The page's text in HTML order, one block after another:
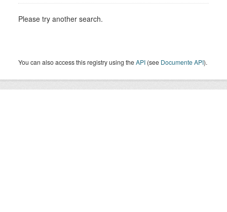
Please try another search.
You can also access this registry using theAPI (see Documente API).